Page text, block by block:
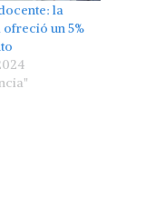
la
un 5%